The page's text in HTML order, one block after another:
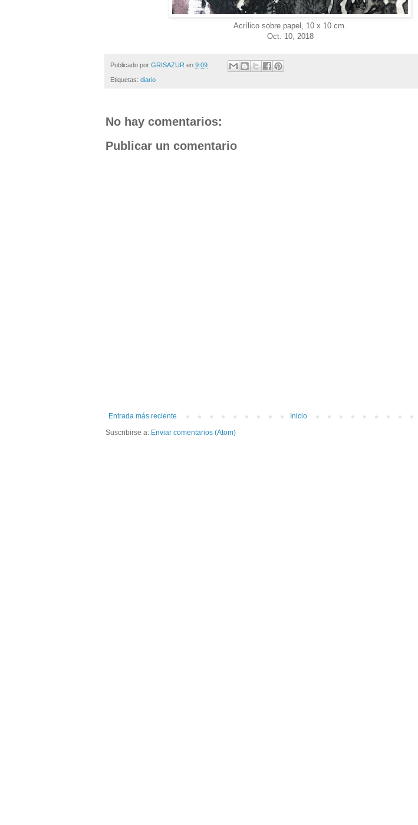
Acrílico sobre papel, 10 x 10 cm.
Oct. 10, 2018
Publicado por GRISAZUR en 9:09
Etiquetas: diario
No hay comentarios:
Publicar un comentario
Entrada más reciente
Inicio
Suscribirse a: Enviar comentarios (Atom)